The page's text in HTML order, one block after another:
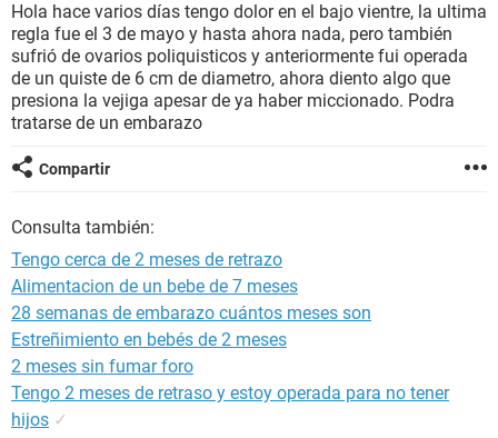
BIENESTAR
SEXUALIDAD
GLOSARIO
Hola hace varios días tengo dolor en el bajo vientre, la ultima
regla fue el 3 de mayo y hasta ahora nada, pero también
sufrió de ovarios poliquisticos y anteriormente fui operada
de un quiste de 6 cm de diametro, ahora diento algo que
presiona la vejiga apesar de ya haber miccionado. Podra
tratarse de un embarazo
Compartir
Consulta también:
Tengo cerca de 2 meses de retrazo
Alimentacion de un bebe de 7 meses
28 semanas de embarazo cuántos meses son
Estreñimiento en bebés de 2 meses
2 meses sin fumar foro
Tengo 2 meses de retraso y estoy operada para no tener
hijos ✓